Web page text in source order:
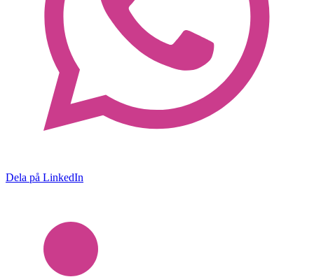
Dela på LinkedIn